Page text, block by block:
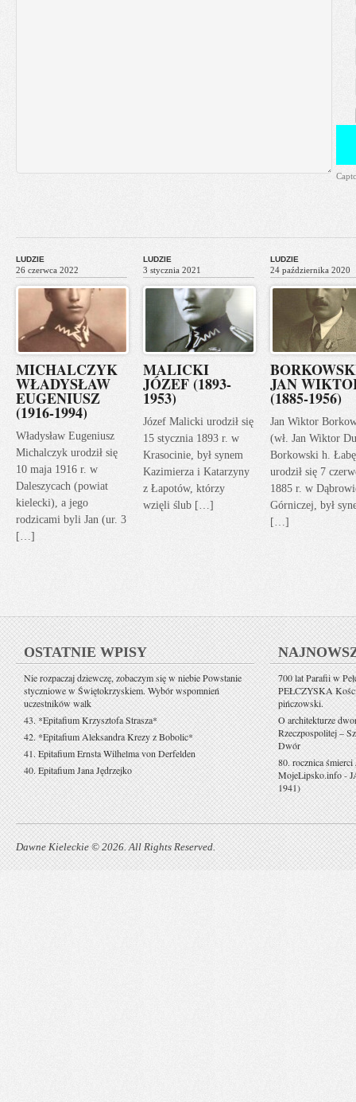
LUDZIE
26 czerwca 2022
MICHALCZYK
WŁADYSŁAW
EUGENIUSZ
(1916-1994)
Władysław Eugeniusz
Michalczyk urodził się
10 maja 1916 r. w
Daleszycach (powiat
kielecki), a jego
rodzicami byli Jan (ur. 3
[…]
LUDZIE
3 stycznia 2021
MALICKI
JÓZEF (1893-
1953)
Józef Malicki urodził się
15 stycznia 1893 r. w
Krasocinie, był synem
Kazimierza i Katarzyny
z Łapotów, którzy
wzięli ślub […]
LUDZIE
24 października 2020
JAN
(1885-1956)
Jan Wiktor
(wł. Jan Wiktor
Borkowski h.
urodził się 7
1885 r. w
Górniczej, był
[…]
OSTATNIE WPISY
Nie rozpaczaj dziewczę, zobaczym się w niebie Powstanie
styczniowe w Świętokrzyskiem. Wybór wspomnień
uczestników walk
43. *Epitafium Krzysztofa Strasza*
42. *Epitafium Aleksandra Krezy z Bobolic*
41. Epitafium Ernsta Wilhelma von Derfelden
40. Epitafium Jana Jędrzejko
700 lat Parafii w
PEŁCZYSKA
pińczowski.
O architekturze
Rzeczpospolitej –
Dwór
80. rocznica
MojeLipsko.info-
1941)
Dawne Kieleckie © 2026. All Rights Reserved.